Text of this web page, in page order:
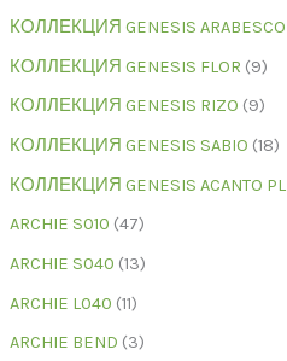
КОЛЛЕКЦИЯ GENESIS ARABESCO
КОЛЛЕКЦИЯ GENESIS FLOR 9
КОЛЛЕКЦИЯ GENESIS RIZO 9
КОЛЛЕКЦИЯ GENESIS SABIO 18
КОЛЛЕКЦИЯ GENESIS ACANTO PL
ARCHIE S010 47
ARCHIE S040 13
ARCHIE L040 11
ARCHIE BEND 3